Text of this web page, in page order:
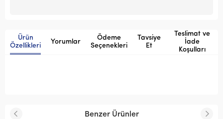
Ürün
Özellikleri
Yorumlar
Ödeme
Seçenekleri
Tavsiye
Et
Teslimat ve
İade
Koşulları
Benzer Ürünler